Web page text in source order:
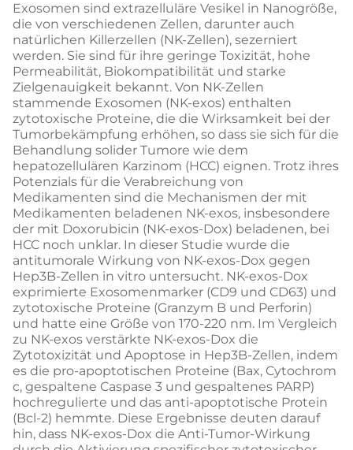
Exosomen sind extrazelluläre Vesikel in Nanogröße,
die von verschiedenen Zellen, darunter auch
natürlichen Killerzellen (NK-Zellen), sezerniert
werden. Sie sind für ihre geringe Toxizität, hohe
Permeabilität, Biokompatibilität und starke
Zielgenauigkeit bekannt. Von NK-Zellen
stammende Exosomen (NK-exos) enthalten
zytotoxische Proteine, die die Wirksamkeit bei der
Tumorbekämpfung erhöhen, so dass sie sich für die
Behandlung solider Tumore wie dem
hepatozellulären Karzinom (HCC) eignen. Trotz ihres
Potenzials für die Verabreichung von
Medikamenten sind die Mechanismen der mit
Medikamenten beladenen NK-exos, insbesondere
der mit Doxorubicin (NK-exos-Dox) beladenen, bei
HCC noch unklar. In dieser Studie wurde die
antitumorale Wirkung von NK-exos-Dox gegen
Hep3B-Zellen in vitro untersucht. NK-exos-Dox
exprimierte Exosomenmarker (CD9 und CD63) und
zytotoxische Proteine (Granzym B und Perforin)
und hatte eine Größe von 170-220 nm. Im Vergleich
zu NK-exos verstärkte NK-exos-Dox die
Zytotoxizität und Apoptose in Hep3B-Zellen, indem
es die pro-apoptotischen Proteine (Bax, Cytochrom
c, gespaltene Caspase 3 und gespaltenes PARP)
hochregulierte und das anti-apoptotische Protein
(Bcl-2) hemmte. Diese Ergebnisse deuten darauf
hin, dass NK-exos-Dox die Anti-Tumor-Wirkung